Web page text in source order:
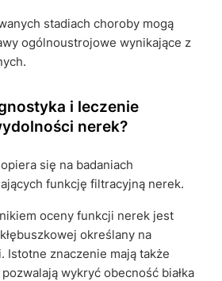
stadiach choroby mogą
ogólnoustrojowe wynikające z
i leczenie
nerek?
się na badaniach
funkcję filtracyjną nerek.
oceny funkcji nerek jest
określany na
Istotne znaczenie mają także
wykryć obecność białka